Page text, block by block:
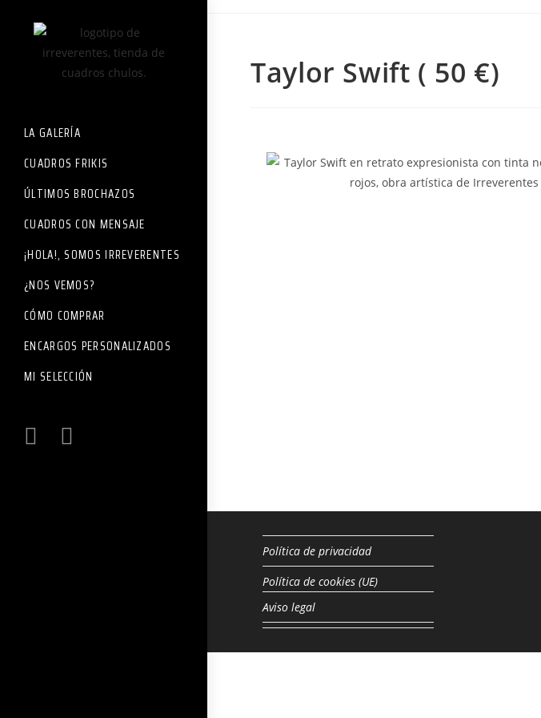
LA GALERÍA
CUADROS FRIKIS
ÚLTIMOS BROCHAZOS
CUADROS CON MENSAJE
¡HOLA!, SOMOS IRREVERENTES
¿NOS VEMOS?
CÓMO COMPRAR
ENCARGOS PERSONALIZADOS
MI SELECCIÓN
Taylor Swift ( 50 €)
Política de privacidad
Política de cookies (UE)
Aviso legal